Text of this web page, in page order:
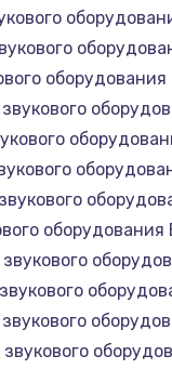
Замена конфорки
Заказать
платы
Заказать
режимов
Заказать
оборудования